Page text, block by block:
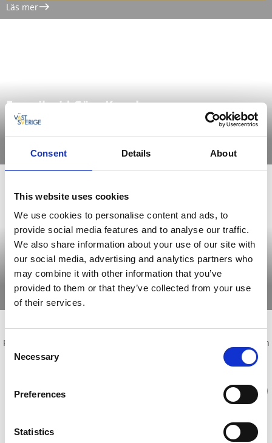
Consent Details About
This website uses cookies
We use cookies to personalise content and ads, to
provide social media features and to analyse our traffic.
We also share information about your use of our site with
our social media, advertising and analytics partners who
may combine it with other information that you’ve
provided to them or that they’ve collected from your use
of their services.
Consent
Selection
Necessary
Preferences
Statistics
Läs mer
Forsvik vid Göta Kanal
Upptäck industriminnet i Forsviks Bruk och Göta kanals äldsta
sluss!
Läs mer
Tiveden
Välkommen till vildmarken!
Läs mer
Planera din vistelse och kombinera boende, mat, sevärdheter och
besöksmål med aktuella evenemang och biofilmer!